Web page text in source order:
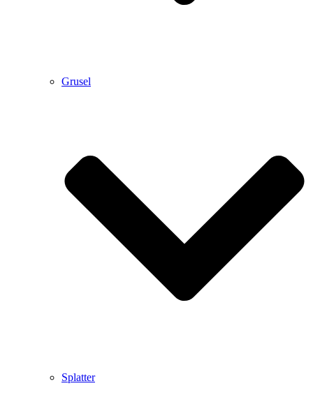
Grusel
Splatter